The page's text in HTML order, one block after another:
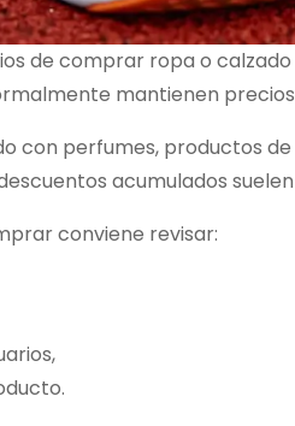
de comprar ropa o
mantienen
con perfumes, productos
acumulados
conviene revisar: